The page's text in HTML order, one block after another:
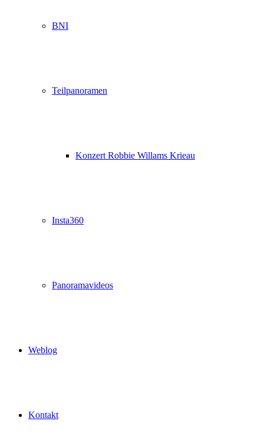
BNI
Teilpanoramen
Konzert Robbie Willams Krieau
Insta360
Panoramavideos
Weblog
Kontakt